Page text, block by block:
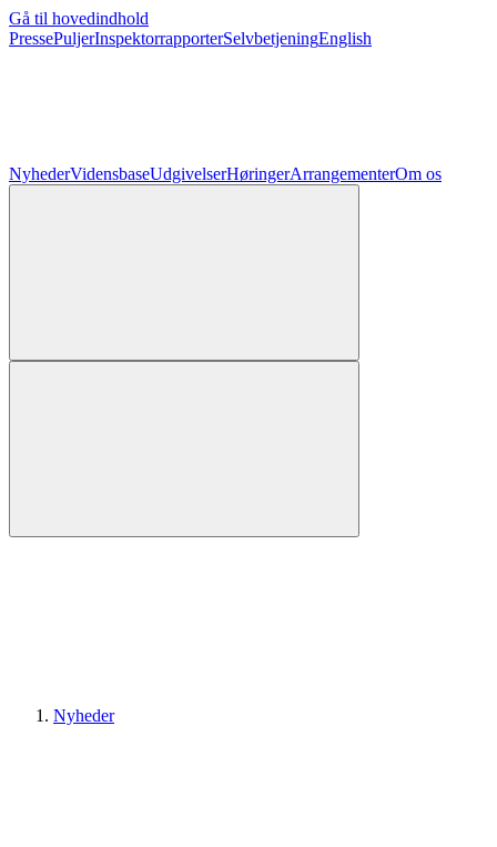
Gå til hovedindhold
PressePuljerInspektorrapporterSelvbetjeningEnglish
NyhederVidensbaseUdgivelserHøringerArrangementerOm os
Nyheder